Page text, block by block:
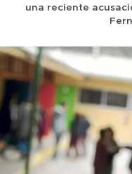
una reciente